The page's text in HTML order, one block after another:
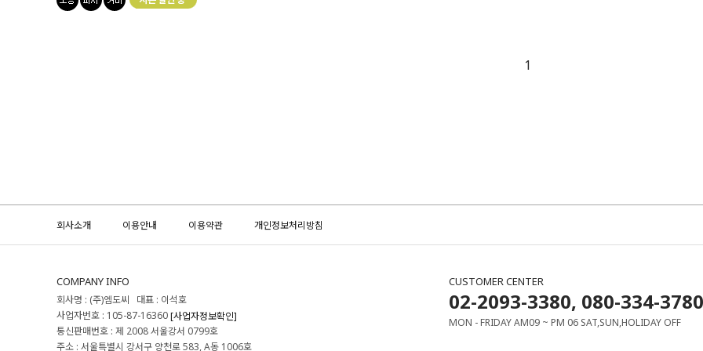
1
회사소개 이용안내 이용약관 개인정보처리방침
COMPANY INFO
회사명 : (주)엠도씨 대표 : 이석호
사업자번호 : 105-87-16360[사업자정보확인]
통신판매번호 : 제 2008 서울강서 0799호
주소 : 서울특별시 강서구 양천로 583, A동 1006호
CUSTOMER CENTER
02-2093-3380, 080-334-3780
MON - FRIDAY AM09 ~ PM 06 SAT,SUN,HOLIDAY OFF